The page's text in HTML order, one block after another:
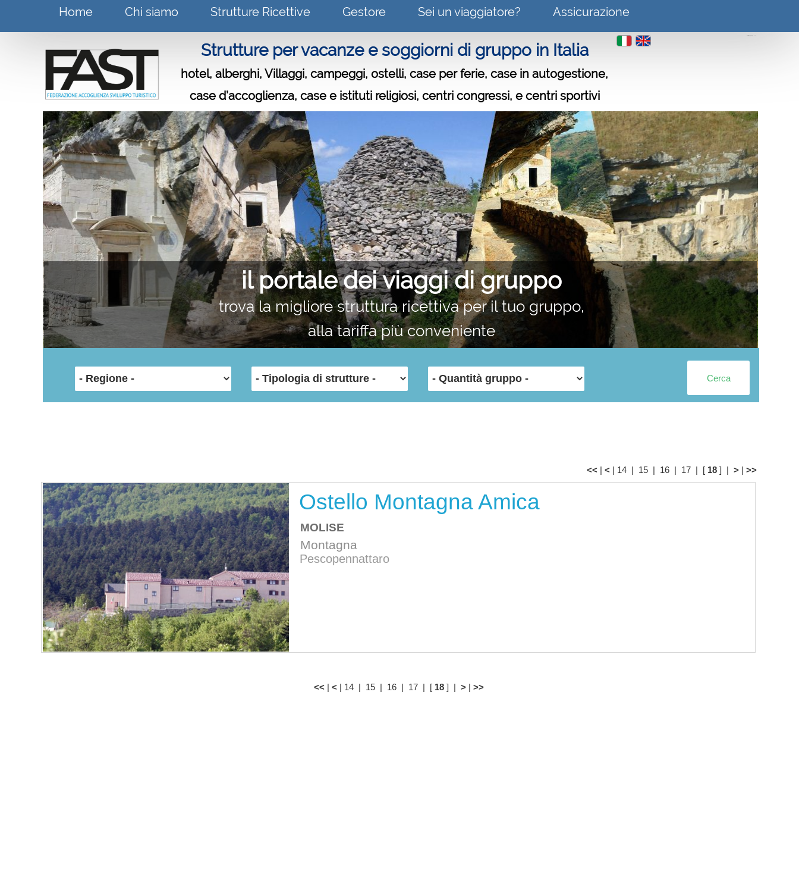
Strutture per vacanze e soggiorni di gruppo in Italia
hotel, alberghi, Villaggi, campeggi, ostelli, case per ferie, case in autogestione,
case d’accoglienza, case e istituti religiosi, centri congressi, e centri sportivi
il portale dei viaggi di gruppo
trova la migliore struttura ricettiva per il tuo gruppo,
alla tariffa più conveniente
Home Chi siamo Strutture Ricettive Gestore Sei un viaggiatore? Assicurazione
<< | < | 14 | 15 | 16 | 17 | [ 18 ] | > | >>
Ostello Montagna Amica
MOLISE
Pescopennattaro
Montagna
<< | < | 14 | 15 | 16 | 17 | [ 18 ] | > | >>